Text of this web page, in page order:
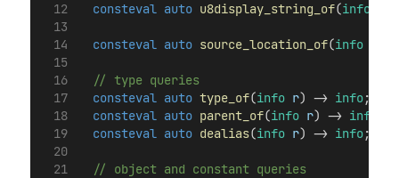
consteval auto u8display_string_of(info
consteval auto source_location_of(info
  // type queries
consteval auto type_of(info r) -> info;
consteval auto parent_of(info r) -> info
consteval auto dealias(info r) -> info;
  // object and constant queries